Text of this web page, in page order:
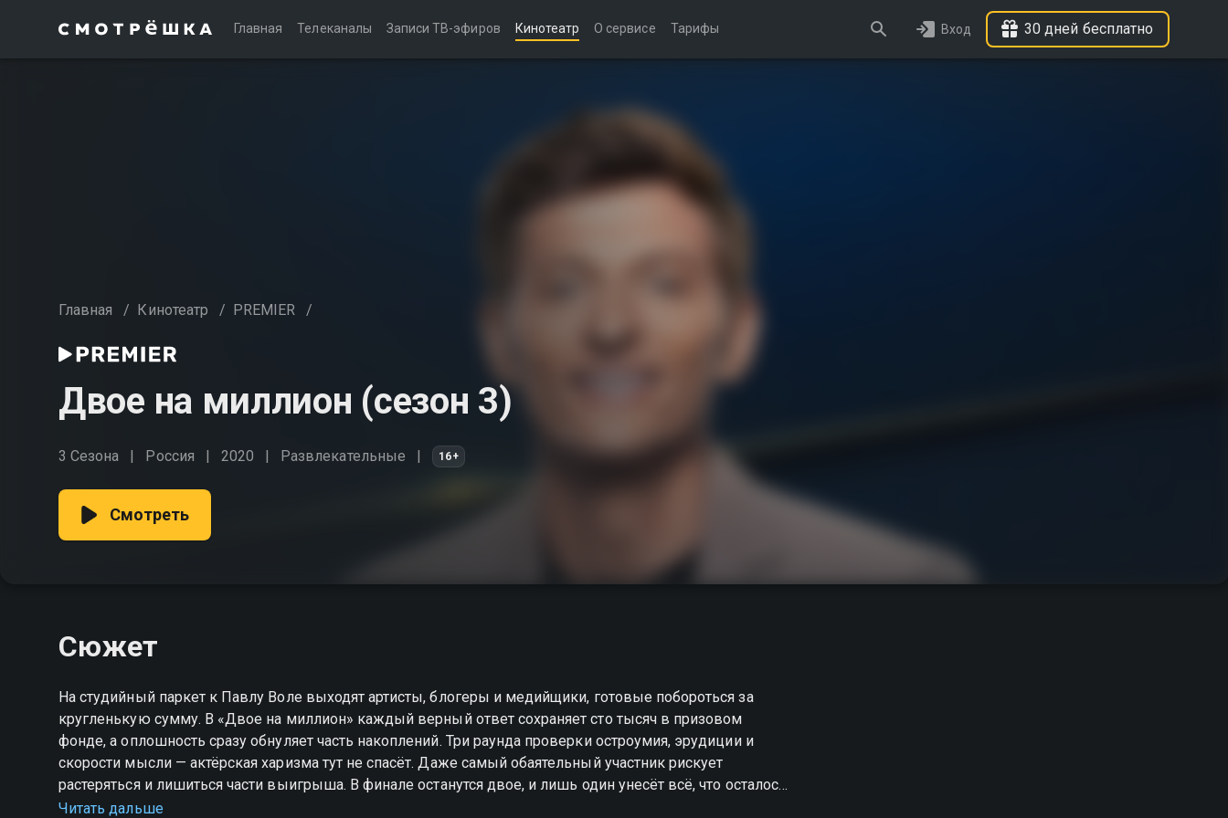
Главная Телеканалы Записи ТВ-эфиров Кинотеатр О сервисе Тарифы Вход 30 дней бесплатно
Главная / Кинотеатр / PREMIER /
Двое на миллион (сезон 3)
3 Сезона Россия 2020 Развлекательные 16+
Смотреть
Сюжет
На студийный паркет к Павлу Воле выходят артисты, блогеры и медийщики, готовые побороться за
кругленькую сумму. В «Двое на миллион» каждый верный ответ сохраняет сто тысяч в призовом
фонде, а оплошность сразу обнуляет часть накоплений. Три раунда проверки остроумия, эрудиции и
скорости мысли — актёрская харизма тут не спасёт. Даже самый обаятельный участник рискует
растеряться и лишиться части выигрыша. В финале останутся двое, и лишь один унесёт всё, что осталось.
Кто проявит хладнокровие и сорвёт главный приз? Смотрите «Двое на миллион» — где каждый ответ
Читать дальше